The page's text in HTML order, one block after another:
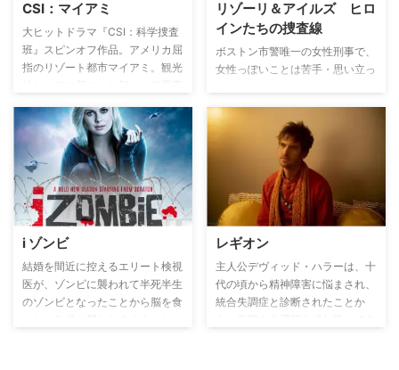
第にブレンダに一目置くようにな
る。
CSI：マイアミ
大ヒットドラマ『CSI：科学捜査
班』スピンオフ作品。アメリカ屈
指のリゾート都市マイアミ。観光
の、ふたつの顔を持つこの街を守
るのはマイアミ・デイド郡警察。
そのCSIチームは、現場に残され
たわずかな証拠を科学的に分析
し、犯人や身元不明の被害者を割
り出し、事件に隠された真実に迫
る。常に冷静沈着なCSI主任ホレ
イショ・ケインとチームメンバー
が、日々奮闘し凶悪犯罪の謎を解
いていく。製作総指揮は、オリジ
ナル版のクリエイターでもあるジ
リゾーリ＆アイルズ ヒロ
インたちの捜査線
ボストン市警唯一の女性刑事で、
女性っぽいことは苦手・思い立っ
リゾーリと、彼女の親友で冷静な
理論派・上流家庭出身のファッシ
ョナブルな主任検視官モーラ・ア
イルズ。性格が異なる二人が凶悪
殺人事件を捜査するミステリー。
i ゾンビ
結婚を間近に控えるエリート検視
医が、ゾンビに襲われて半死半生
のゾンビとなったことから脳を食
レギオン
主人公デヴィッド・ハラーは、十
代の頃から精神障害に悩まされ、
統合失調症と診断されたことか